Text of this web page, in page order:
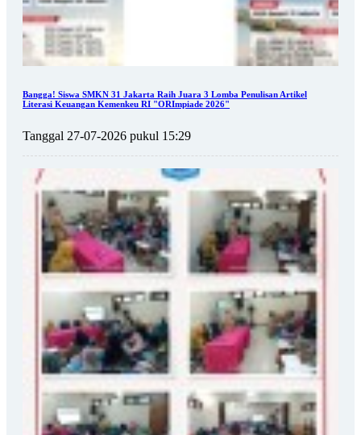
Bangga! Siswa SMKN 31 Jakarta Raih Juara 3 Lomba Penulisan Artikel
Literasi Keuangan Kemenkeu RI "ORImpiade 2026"
Tanggal 27-07-2026 pukul 15:29